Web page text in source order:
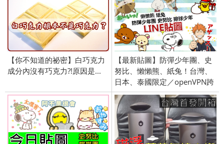
【你不知道的祕密】白巧克力
成分內沒有巧克力?!原因是...
【最新貼圖】防彈少年團、史
努比、懶懶熊、紙兔！台灣、
日本、泰國限定／openVPN跨
區／2016/12/15